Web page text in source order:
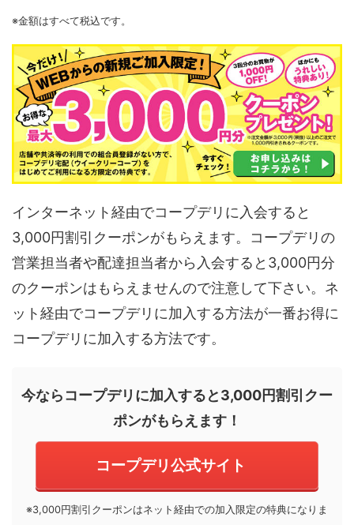
※金額はすべて税込です。
インターネット経由でコープデリに入会すると
3,000円割引クーポンがもらえます。コープデリの
営業担当者や配達担当者から入会すると3,000円分
のクーポンはもらえませんので注意して下さい。ネ
ット経由でコープデリに加入する方法が一番お得に
コープデリに加入する方法です。
今ならコープデリに加入すると3,000円割引クー
ポンがもらえます！
コープデリ公式サイト
※3,000円割引クーポンはネット経由での加入限定の特典になりま